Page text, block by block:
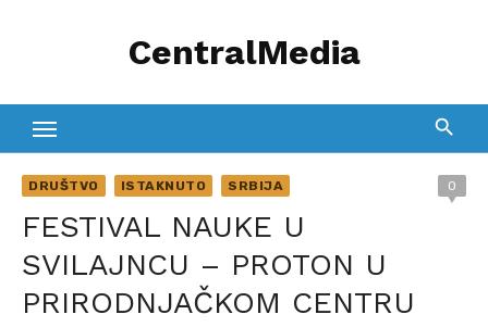
CentralMedia
DRUŠTVO ISTAKNUTO SRBIJA 0
FESTIVAL NAUKE U
SVILAJNCU – PROTON U
PRIRODNJAČKOM CENTRU